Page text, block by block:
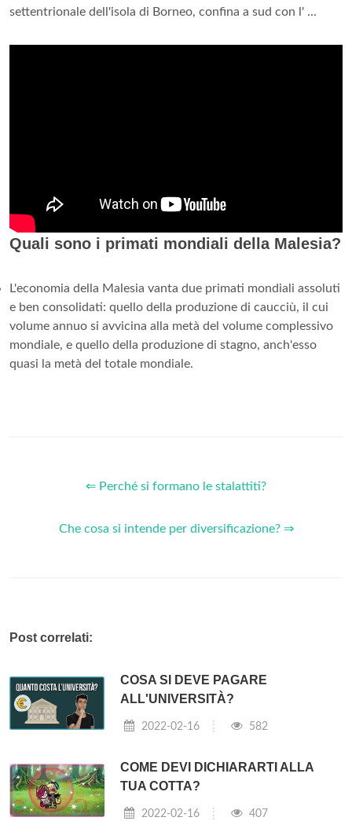
settentrionale dell'isola di Borneo, confina a sud con l' ...
Quali sono i primati mondiali della Malesia?
L'economia della Malesia vanta due primati mondiali assoluti
e ben consolidati: quello della produzione di caucciù, il cui
volume annuo si avvicina alla metà del volume complessivo
mondiale, e quello della produzione di stagno, anch'esso
quasi la metà del totale mondiale.
⇐ Perché si formano le stalattiti?
Che cosa si intende per diversificazione? ⇒
Post correlati:
COSA SI DEVE PAGARE
ALL'UNIVERSITÀ?
2022-02-16 582
COME DEVI DICHIARARTI ALLA
TUA COTTA?
2022-02-16 407